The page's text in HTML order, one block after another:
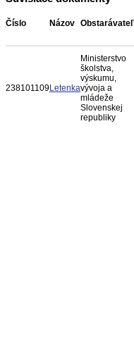
Číslo Názov Obstarávateľ
238101109Letenka
Ministerstvo
školstva,
výskumu,
vývoja a
mládeže
Slovenskej
republiky